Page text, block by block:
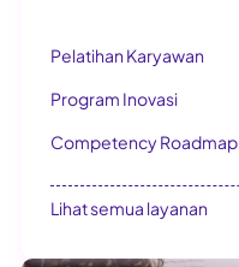
Pelatihan Karyawan
Program Inovasi
Competency Roadmap
Lihat semua layanan